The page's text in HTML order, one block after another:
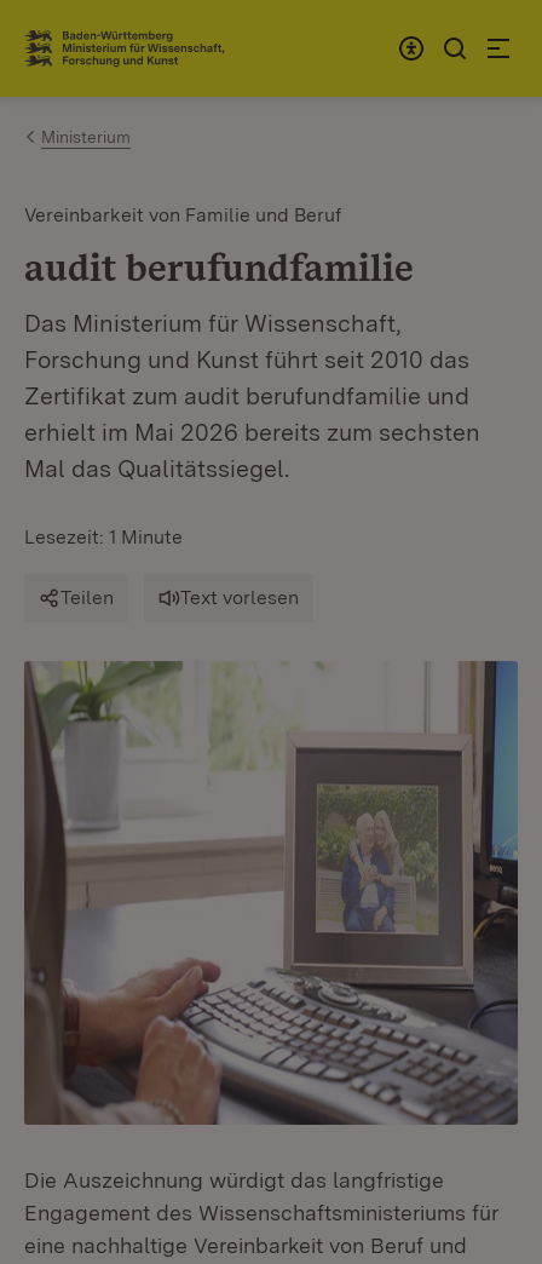
Zum Inhalt springen
Link zur Startseite
Ministerium
Vereinbarkeit von Familie und Beruf
audit berufundfamilie
Das Ministerium für Wissenschaft,
Forschung und Kunst führt seit 2010 das
Zertifikat zum audit berufundfamilie und
erhielt im Mai 2026 bereits zum sechsten
Mal das Qualitätssiegel.
Lesezeit: 1 Minute
Teilen Text vorlesen
Die Auszeichnung würdigt das langfristige
Engagement des Wissenschaftsministeriums für
eine nachhaltige Vereinbarkeit von Beruf und